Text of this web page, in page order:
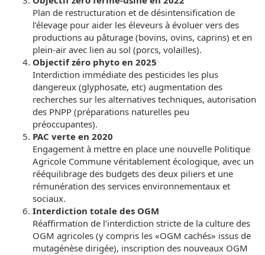
Plan de restructuration et de désintensification de
l’élevage pour aider les éleveurs à évoluer vers des
productions au pâturage (bovins, ovins, caprins) et en
plein-air avec lien au sol (porcs, volailles).
Objectif zéro phyto en 2025
Interdiction immédiate des pesticides les plus
dangereux (glyphosate, etc) augmentation des
recherches sur les alternatives techniques, autorisation
des PNPP (préparations naturelles peu
préoccupantes).
PAC verte en 2020
Engagement à mettre en place une nouvelle Politique
Agricole Commune véritablement écologique, avec un
rééquilibrage des budgets des deux piliers et une
rémunération des services environnementaux et
sociaux.
Interdiction totale des OGM
Réaffirmation de l’interdiction stricte de la culture des
OGM agricoles (y compris les «OGM cachés» issus de
mutagénèse dirigée), inscription des nouveaux OGM